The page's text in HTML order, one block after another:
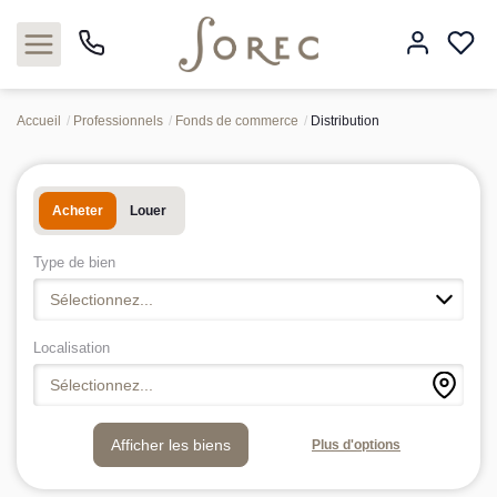
Acheter
Louer
Estimer
Neuf
Gestion
Syndic
Accueil Professionnels Fonds de commerce Distribution
Acheter Louer
Type de bien
Sélectionnez...
Localisation
Sélectionnez...
Plus d'options